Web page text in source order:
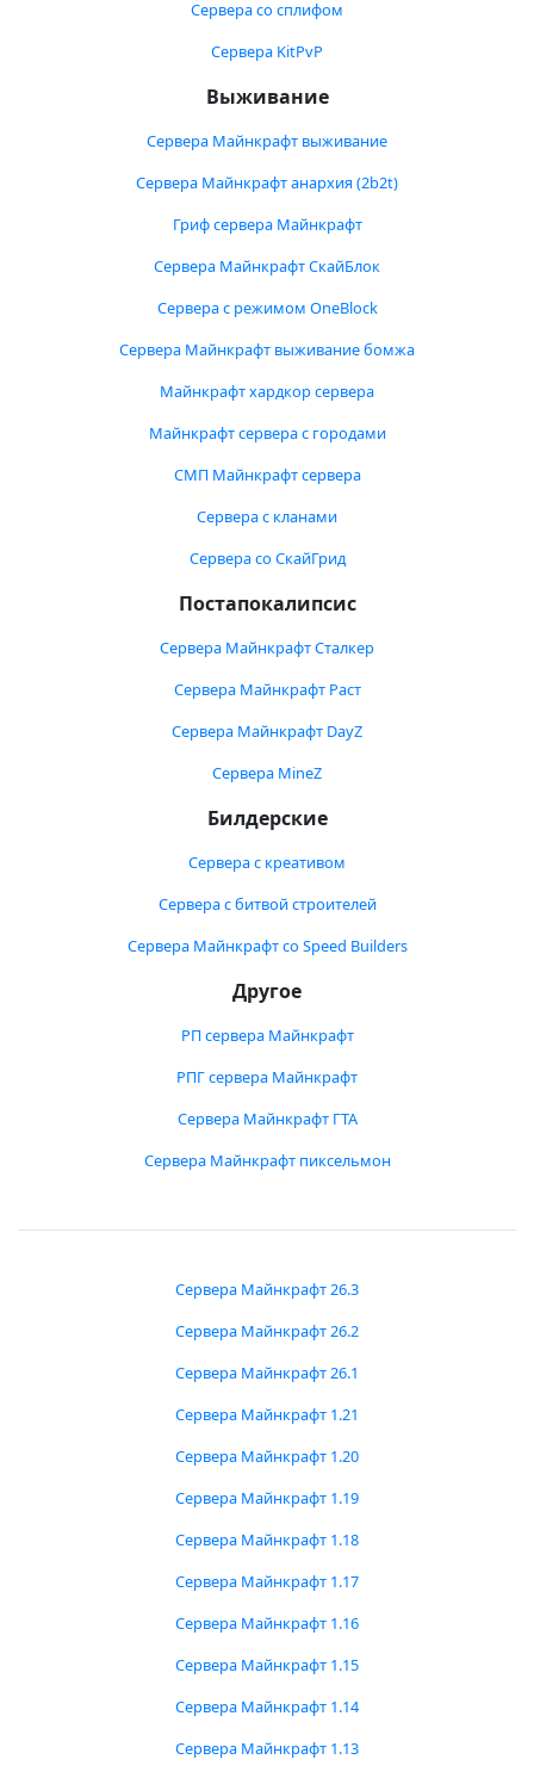
Сервера со сплифом
Сервера KitPvP
Выживание
Сервера Майнкрафт выживание
Сервера Майнкрафт анархия (2b2t)
Гриф сервера Майнкрафт
Сервера Майнкрафт СкайБлок
Сервера с режимом OneBlock
Сервера Майнкрафт выживание бомжа
Майнкрафт хардкор сервера
Майнкрафт сервера с городами
СМП Майнкрафт сервера
Сервера с кланами
Сервера со СкайГрид
Постапокалипсис
Сервера Майнкрафт Сталкер
Сервера Майнкрафт Раст
Сервера Майнкрафт DayZ
Сервера MineZ
Билдерские
Сервера с креативом
Сервера с битвой строителей
Сервера Майнкрафт со Speed Builders
Другое
РП сервера Майнкрафт
РПГ сервера Майнкрафт
Сервера Майнкрафт ГТА
Сервера Майнкрафт пиксельмон
Сервера Майнкрафт 26.3
Сервера Майнкрафт 26.2
Сервера Майнкрафт 26.1
Сервера Майнкрафт 1.21
Сервера Майнкрафт 1.20
Сервера Майнкрафт 1.19
Сервера Майнкрафт 1.18
Сервера Майнкрафт 1.17
Сервера Майнкрафт 1.16
Сервера Майнкрафт 1.15
Сервера Майнкрафт 1.14
Сервера Майнкрафт 1.13